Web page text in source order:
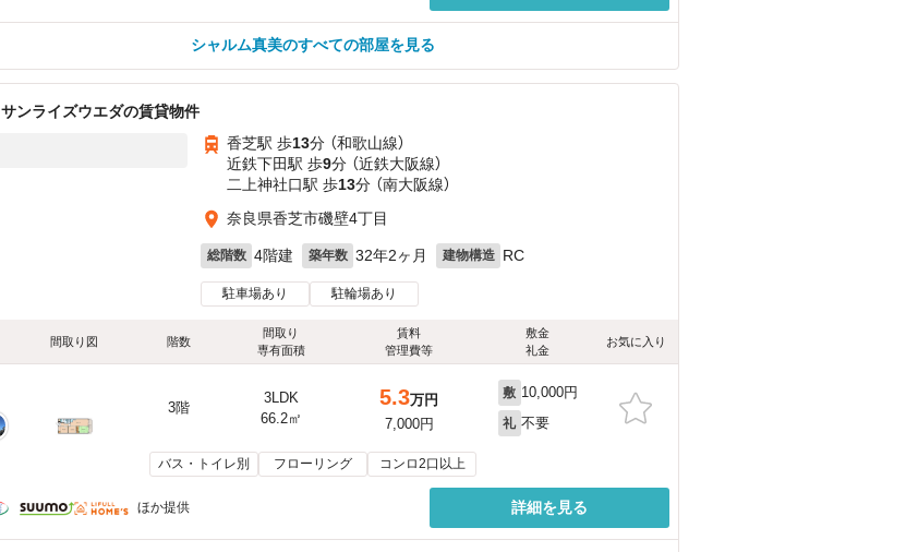
シャルム真美のすべての部屋を見る
サンライズウエダの賃貸物件
香芝駅 歩13分 （和歌山線）
近鉄下田駅 歩9分 （近鉄大阪線）
二上神社口駅 歩13分 （南大阪線）
奈良県香芝市磯壁4丁目
総階数 4階建 築年数 32年2ヶ月 建物構造 RC
駐車場あり 駐輪場あり
間取り図 階数
間取り
専有面積
賃料
管理費等
敷金
礼金
お気に入り
3階
3LDK
66.2㎡
5.3万円
7,000円
敷 10,000円
礼 不要
バス・トイレ別 フローリング コンロ2口以上
ほか提供 詳細を見る